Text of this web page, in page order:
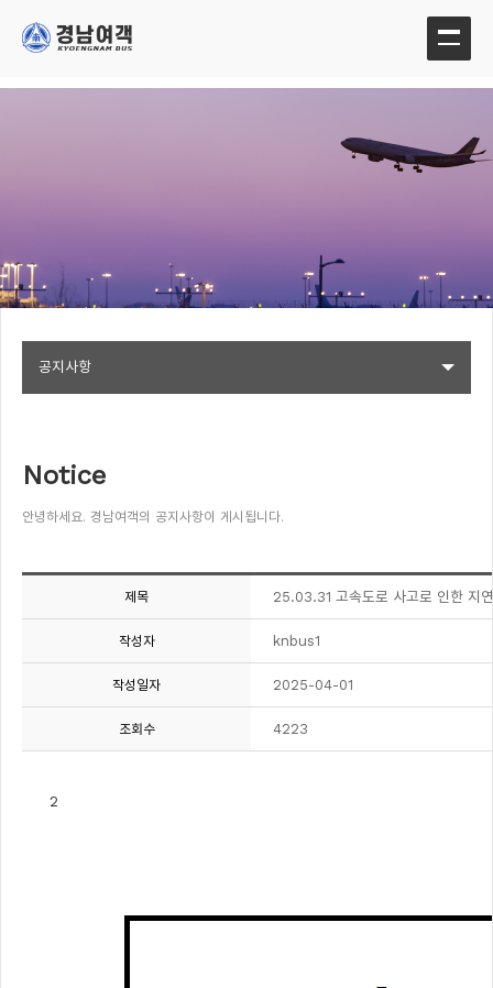
공지사항
Notice
안녕하세요. 경남여객의 공지사항이 게시됩니다.
제목 25.03.31 고속도로 사고로 인한 지
작성자 knbus1
작성일자 2025-04-01
조회수 4223
2